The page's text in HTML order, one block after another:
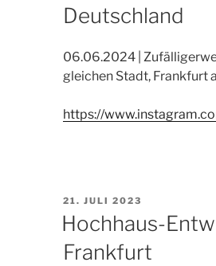
Mein
Kanal
als
Frankfurt-
Erklärer“
Deutschland
06.06.2024 |
gleichen Stadt, Frankfurt
https://
VERÖFFENTLICHT
AM
21. JULI 2023
Hochhaus-
Frankfurt